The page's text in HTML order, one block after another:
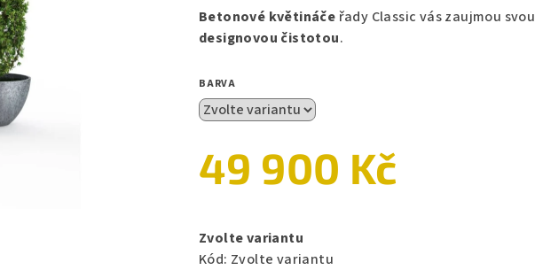
produktu
je
5
hvězdiček.
Betonové květináčeřady Classic vás zaujmou svou
designovou čistotou.
BARVA
49 900 Kč
cena:
Zvolte variantu
Kód: Zvolte variantu